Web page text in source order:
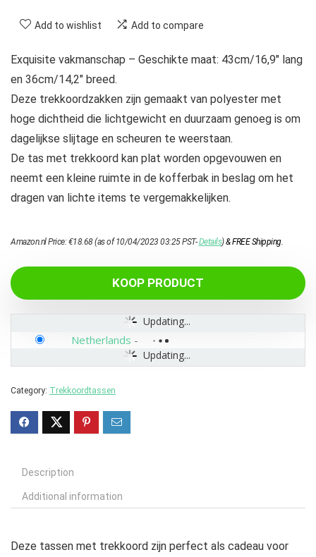
Add to wishlist Add to compare
Exquisite vakmanschap – Geschikte maat: 43cm/16,9″ lang
en 36cm/14,2″ breed.
Deze trekkoordzakken zijn gemaakt van polyester met
hoge dichtheid die lichtgewicht en duurzaam genoeg is om
dagelijkse slijtage en scheuren te weerstaan.
De tas met trekkoord kan plat worden opgevouwen en
neemt een kleine ruimte in de kofferbak in beslag om het
dragen van lichte items te vergemakkelijken.
Amazon.nl Price:€18.68(as of 10/04/2023 03:25 PST-Details)&FREE Shipping.
KOOP PRODUCT
Updating...
Updating...
Netherlands -
Category: Trekkoordtassen
Description
Additional information
Deze tassen met trekkoord zijn perfect als cadeau voor